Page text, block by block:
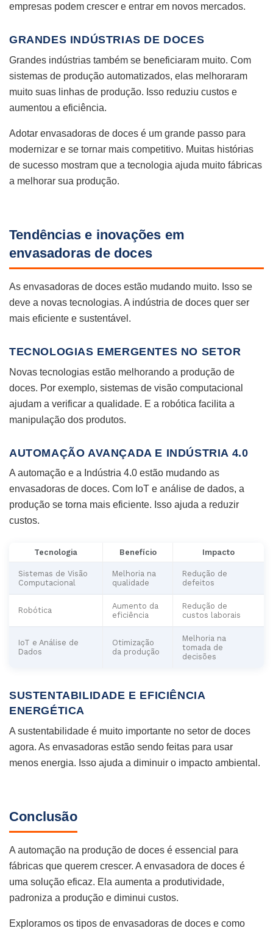
empresas podem crescer e entrar em novos mercados.
GRANDES INDÚSTRIAS DE DOCES
Grandes indústrias também se beneficiaram muito. Com
sistemas de produção automatizados, elas melhoraram
muito suas linhas de produção. Isso reduziu custos e
aumentou a eficiência.
Adotar envasadoras de doces é um grande passo para
modernizar e se tornar mais competitivo. Muitas histórias
de sucesso mostram que a tecnologia ajuda muito fábricas
a melhorar sua produção.
Tendências e inovações em
envasadoras de doces
As envasadoras de doces estão mudando muito. Isso se
deve a novas tecnologias. A indústria de doces quer ser
mais eficiente e sustentável.
TECNOLOGIAS EMERGENTES NO SETOR
Novas tecnologias estão melhorando a produção de
doces. Por exemplo, sistemas de visão computacional
ajudam a verificar a qualidade. E a robótica facilita a
manipulação dos produtos.
AUTOMAÇÃO AVANÇADA E INDÚSTRIA 4.0
A automação e a Indústria 4.0 estão mudando as
envasadoras de doces. Com IoT e análise de dados, a
produção se torna mais eficiente. Isso ajuda a reduzir
custos.
Tecnologia Benefício Impacto
Sistemas de Visão
Computacional
Melhoria na
qualidade
Redução de
defeitos
Robótica
Aumento da
eficiência
Redução de
custos laborais
IoT e Análise de
Dados
Otimização
da produção
Melhoria na
tomada de
decisões
SUSTENTABILIDADE E EFICIÊNCIA
ENERGÉTICA
A sustentabilidade é muito importante no setor de doces
agora. As envasadoras estão sendo feitas para usar
menos energia. Isso ajuda a diminuir o impacto ambiental.
Conclusão
A automação na produção de doces é essencial para
fábricas que querem crescer. A envasadora de doces é
uma solução eficaz. Ela aumenta a produtividade,
padroniza a produção e diminui custos.
Exploramos os tipos de envasadoras de doces e como